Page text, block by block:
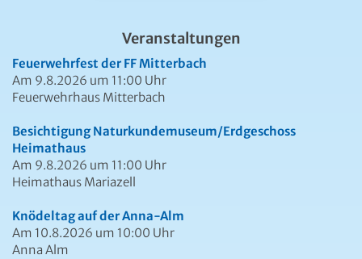
Veranstaltungen
Feuerwehrfest der FF Mitterbach
Am 9.8.2026 um 11:00 Uhr
Feuerwehrhaus Mitterbach
Besichtigung Naturkundemuseum/Erdgeschoss
Heimathaus
Am 9.8.2026 um 11:00 Uhr
Heimathaus Mariazell
Knödeltag auf der Anna-Alm
Am 10.8.2026 um 10:00 Uhr
Anna Alm